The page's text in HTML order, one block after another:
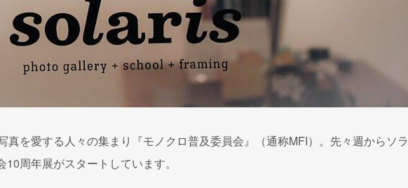
真を愛する人々の集まり『モノクロ普及委員会』（通称MFI）。先々週からソラ
周年展がスタートしています。